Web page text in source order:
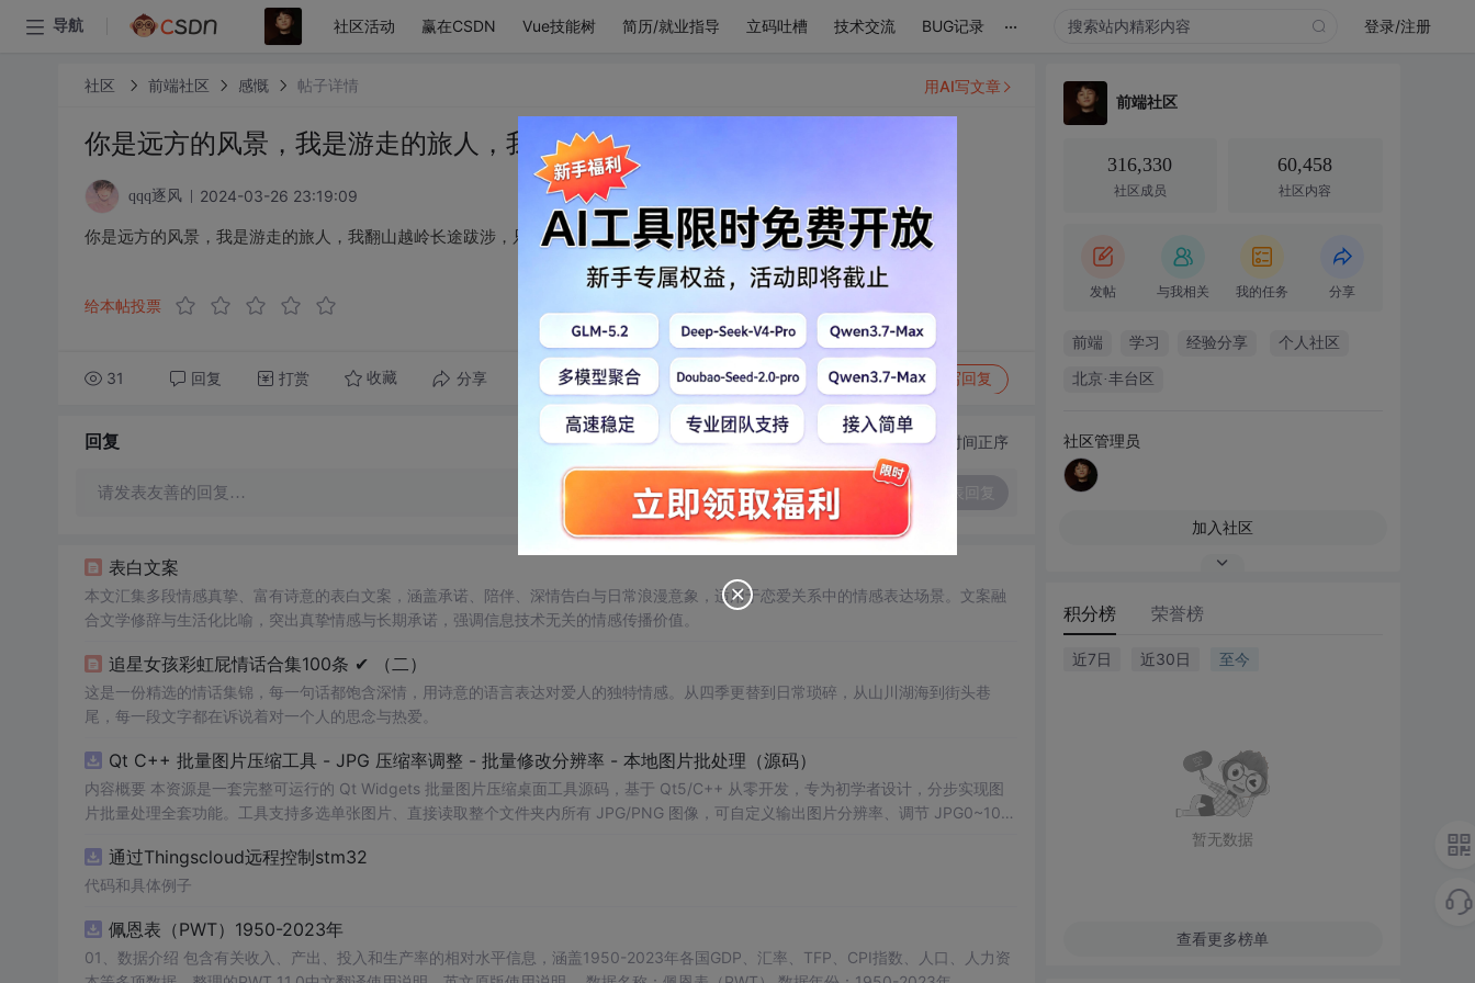
导航 社区活动 赢在CSDN Vue技能树 简历/就业指导 立码吐槽 技术交流 BUG记录 ... 登录/注册
社区 前端社区 感慨 帖子详情
你是远方的风景，我是游走的旅人，我翻山越岭长途跋涉，只为看你一眼
qqq逐风 2024-03-26 23:19:09
你是远方的风景，我是游走的旅人，我翻山越岭长途跋涉，只为看你一眼
给本帖投票
31 回复 打赏 收藏 分享 转发到动态 举报 写回复
用AI写文章
回复 切换为时间正序
请发表友善的回复…
表白文案
本文汇集多段情感真挚、富有诗意的表白文案，涵盖承诺、陪伴、深情告白与日常浪漫意象，适用于恋爱关系中的情感表达场景。文案融
合文学修辞与生活化比喻，突出真挚情感与长期承诺，强调信息技术无关的情感传播价值。
追星女孩彩虹屁情话合集100条 ✔︎ （二）
这是一份精选的情话集锦，每一句话都饱含深情，用诗意的语言表达对爱人的独特情感。从四季更替到日常琐碎，从山川湖海到街头巷
尾，每一段文字都在诉说着对一个人的思念与热爱。
Qt C++ 批量图片压缩工具 - JPG 压缩率调整 - 批量修改分辨率 - 本地图片批处理（源码）
内容概要 本资源是一套完整可运行的 Qt Widgets 批量图片压缩桌面工具源码，基于 Qt5/C++ 从零开发，专为初学者设计，分步实现图
片批量处理全套功能。工具支持多选单张图片、直接读取整个文件夹内所有 JPG/PNG 图像，可自定义输出图片分辨率、调节 JPG0~100
示压缩效果。 适用人群 Qt/C++ 零基础初学者，学习 QImage 图像绘图、文件目录遍历、UI 交互开发； 需要本地批量处理图片的办公、
设计、自媒体从业者； 想要学习图片缩放、JPG 压缩、本地文件 IO、进度条交互的开发学习者。 使用场景 自媒体批量压缩配图，降低图
QImage 缩放保存、QSlider 参数联动、批量循环界面防卡顿、文件大小格式化转换全套 Qt 图像开发实战案例。 工具核心功能清单 双模
式导入图片：手动多选单张图片 / 一键读取整个文件夹全部图片； 自定义输出宽高分辨率，支持锁定原始宽高比，避免图片拉伸变形； 滑
通过Thingscloud远程控制stm32
代码和具体例子
佩恩表（PWT）1950-2023年
01、数据介绍 包含有关收入、产出、投入和生产率的相对水平信息，涵盖1950-2023年各国GDP、汇率、TFP、CPI指数、人口、人力资
前端社区
316,330
社区成员
60,458
社区内容
发帖 与我相关 我的任务 分享
前端 学习 经验分享 个人社区
北京·丰台区
社区管理员
加入社区
积分榜 荣誉榜
近7日 近30日 至今
暂无数据
查看更多榜单